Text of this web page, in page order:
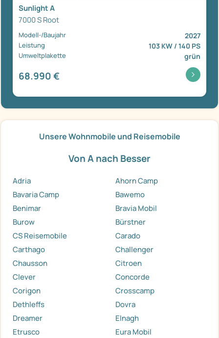
Sunlight A
7000 S Root
Modell-/Baujahr 2027
Leistung 103 KW / 140 PS
Umweltplakette grün
68.990 €
Unsere Wohnmobile und Reisemobile
Von A nach Besser
Adria
Ahorn Camp
Bavaria Camp
Bawemo
Benimar
Bravia Mobil
Burow
Bürstner
CS Reisemobile
Carado
Carthago
Challenger
Chausson
Citroen
Clever
Concorde
Corigon
Crosscamp
Dethleffs
Dovra
Dreamer
Elnagh
Etrusco
Eura Mobil